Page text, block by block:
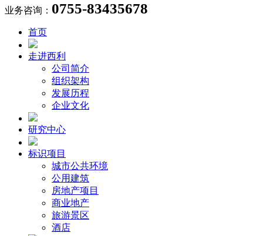
业务咨询： 0755-83435678
首页
走进西利
公司简介
组织架构
发展历程
企业文化
研究中心
标识项目
城市公共环境
公用建筑
房地产项目
商业地产
旅游景区
酒店